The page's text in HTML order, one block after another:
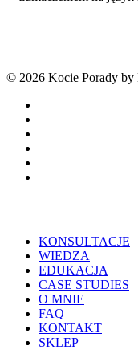
© 2026 Kocie Porady by
Close
Menu
KONSULTACJE
WIEDZA
EDUKACJA
CASE STUDIES
O MNIE
FAQ
KONTAKT
SKLEP